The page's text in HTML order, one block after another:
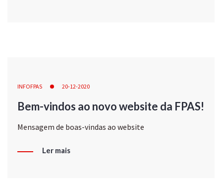
INFOFPAS 20-12-2020
Bem-vindos ao novo website da FPAS!
Mensagem de boas-vindas ao website
Ler mais